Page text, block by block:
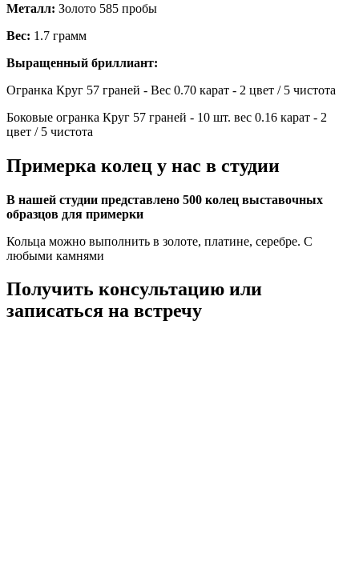
Металл: Золото 585 пробы
Вес: 1.7 грамм
Выращенный бриллиант:
Огранка Круг 57 граней - Вес 0.70 карат - 2 цвет / 5 чистота
Боковые огранка Круг 57 граней - 10 шт. вес 0.16 карат - 2
цвет / 5 чистота
Примерка колец у нас в студии
В нашей студии представлено 500 колец выставочных
образцов для примерки
Кольца можно выполнить в золоте, платине, серебре. С
любыми камнями
Получить консультацию или
записаться на встречу